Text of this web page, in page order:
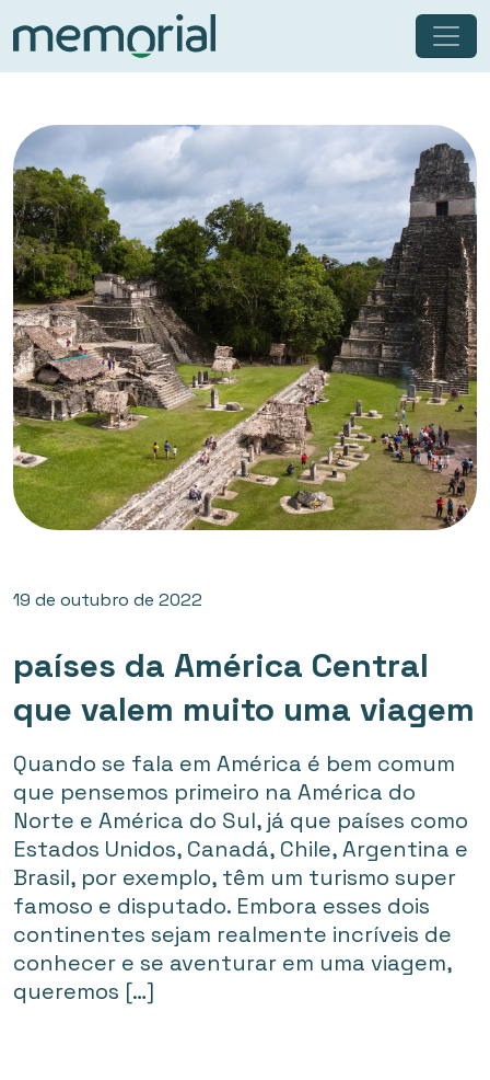
19 de outubro de 2022
países da América Central
que valem muito uma viagem
Quando se fala em América é bem comum
que pensemos primeiro na América do
Norte e América do Sul, já que países como
Estados Unidos, Canadá, Chile, Argentina e
Brasil, por exemplo, têm um turismo super
famoso e disputado. Embora esses dois
continentes sejam realmente incríveis de
conhecer e se aventurar em uma viagem,
queremos […]